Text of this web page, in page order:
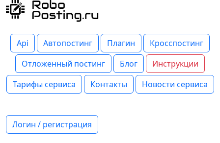
Api Автопостинг Плагин
Кросспостинг
Отложенный постинг
Блог
Инструкции
Тарифы сервиса
Контакты Новости сервиса
Логин / регистрация